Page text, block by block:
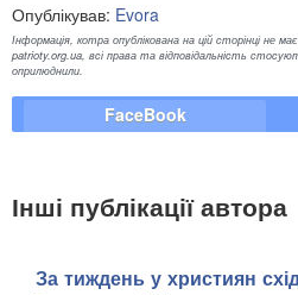
Опублікував: Evora
Інформація, котра опублікована на цій сторінці не
patrioty.org.ua, всі права та відповідальність
оприлюднили.
FaceBook
Інші публікації автора
За тиждень у християн